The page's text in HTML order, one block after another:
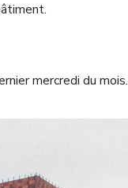
mercredi du mois.